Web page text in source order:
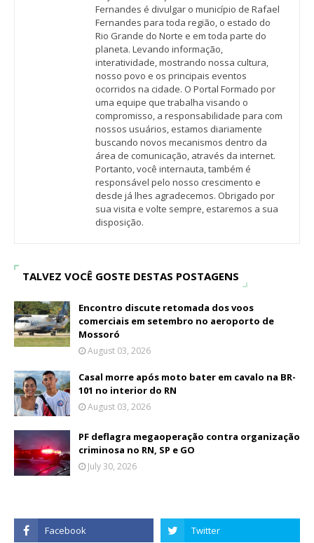
Fernandes é divulgar o município de Rafael
Fernandes para toda região, o estado do
Rio Grande do Norte e em toda parte do
planeta. Levando informação,
interatividade, mostrando nossa cultura,
nosso povo e os principais eventos
ocorridos na cidade. O Portal Formado por
uma equipe que trabalha visando o
compromisso, a responsabilidade para com
nossos usuários, estamos diariamente
buscando novos mecanismos dentro da
área de comunicação, através da internet.
Portanto, você internauta, também é
responsável pelo nosso crescimento e
desde já lhes agradecemos. Obrigado por
sua visita e volte sempre, estaremos a sua
disposição.
TALVEZ VOCÊ GOSTE DESTAS POSTAGENS
Encontro discute retomada dos voos
comerciais em setembro no aeroporto de
Mossoró
August 03, 2026
Casal morre após moto bater em cavalo na BR-
101 no interior do RN
August 03, 2026
PF deflagra megaoperação contra organização
criminosa no RN, SP e GO
July 30, 2026